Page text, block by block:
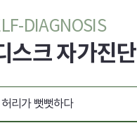
DIAGNOSIS
스크 자가진단
리가 뻣뻣하다